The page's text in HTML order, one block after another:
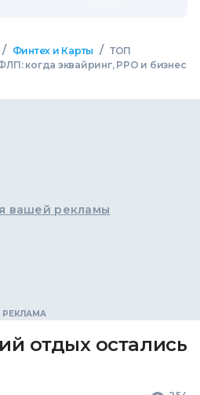
/ Финтех и Карты / ТОП
когда эквайринг, РРО и бизнес
вашей рекламы
отдых остались